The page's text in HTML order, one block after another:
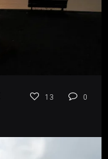
13 0